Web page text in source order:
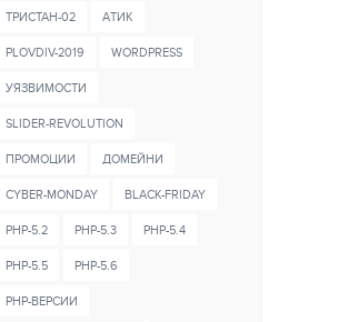
ТРИСТАН-02 AТИК
PLOVDIV-2019 WORDPRESS
УЯЗВИМОСТИ
SLIDER-REVOLUTION
ПРОМОЦИИ ДОМЕЙНИ
CYBER-MONDAY BLACK-FRIDAY
PHP-5.2 PHP-5.3 PHP-5.4
PHP-5.5 PHP-5.6
PHP-ВЕРСИИ